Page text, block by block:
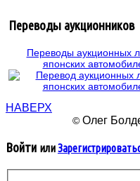
Переводы аукционников
Переводы аукционных
японских
НАВЕРХ
© Олег
Войти или